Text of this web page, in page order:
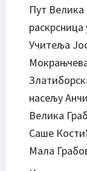
Пут
Учитеља
насељу
Велика
Саше
Мала